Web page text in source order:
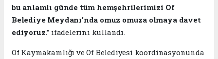
bu anlamlı günde tüm hemşehrilerimizi Of
Belediye Meydanı'nda omuz omuza olmaya davet
ediyoruz." ifadelerini kullandı.
Of Kaymakamlığı ve Of Belediyesi koordinasyonunda